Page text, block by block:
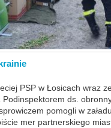
PSP w Łosicach wraz
ds.
pomogli w
mer partnerskiego